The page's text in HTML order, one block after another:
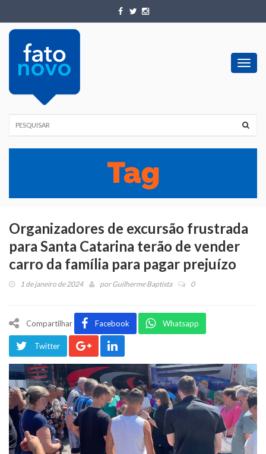
Organizadores de excursão frustrada
para Santa Catarina terão de vender
carro da família para pagar prejuízo
1 de janeiro de 2024 porGuilherme Baptista 0
Compartilhar Facebook Whatsapp
Twitter